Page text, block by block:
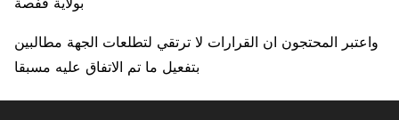
واعتبر المحتجون ان القرارات لا ترتقي لتطلعات الجهة مطالبين
بتفعيل ما تم الاتفاق عليه مسبقا